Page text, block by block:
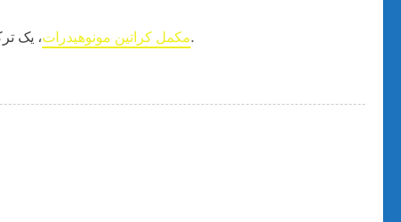
مکمل کراتین مونوهیدرات، یک ترکیب طبیعیه که از سه اسید آمینه گلیسین، آرژنین و متیونین ساخته می‌شه و به طور عمده در عضلات اسکلتی ذخیره می‌شه.